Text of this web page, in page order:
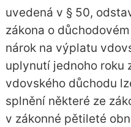
uvedená v § 50,
zákona o
nárok na výplatu
uplynutí jednoho roku
vdovského důchodu
splnění některé ze
v zákonné pětileté